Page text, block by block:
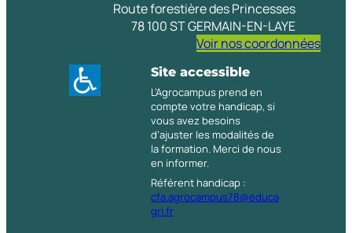
Route forestière des Princesses
78 100 ST GERMAIN-EN-LAYE
Voir nos coordonnées
Site accessible
L’Agrocampus prend en
compte votre handicap, si
vous avez besoins
d’ajuster les modalités de
la formation. Merci de nous
en informer.
Référent handicap :
cfa.agrocampus78@educa
gri.fr